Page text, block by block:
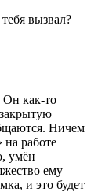
вызвал?
Он как-то
Ничем
на работе
умён
ему
и это будет